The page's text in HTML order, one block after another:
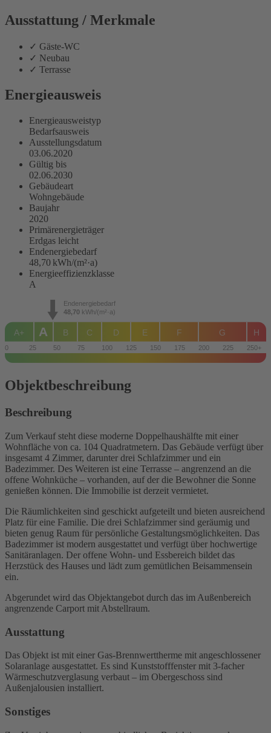
Ausstattung / Merkmale
✓ Gäste-WC
✓ Neubau
✓ Terrasse
Energieausweis
Energieausweistyp
Bedarfs­ausweis
Ausstellungsdatum
03.06.2020
Gültig bis
02.06.2030
Gebäudeart
Wohngebäude
Baujahr
2020
Primärenergieträger
Erdgas leicht
Endenergie­bedarf
48,70 kWh/(m²·a)
Energie­effizienz­klasse
A
0 25 50 75 100 125 150 175 200 225 250+
H
G
F
E
D
C
B
A+ A
Endenergiebedarf
48,70 kWh/(m²·a)
Objekt­beschreibung
Beschreibung
Zum Verkauf steht diese moderne Doppelhaushälfte mit einer
Wohnfläche von ca. 104 Quadratmetern. Das Gebäude verfügt über
insgesamt 4 Zimmer, darunter drei Schlafzimmer und ein
Badezimmer. Des Weiteren ist eine Terrasse – angrenzend an die
offene Wohnküche – vorhanden, auf der die Bewohner die Sonne
genießen können. Die Immobilie ist derzeit vermietet.
Die Räumlichkeiten sind geschickt aufgeteilt und bieten ausreichend
Platz für eine Familie. Die drei Schlafzimmer sind geräumig und
bieten genug Raum für persönliche Gestaltungsmöglichkeiten. Das
Badezimmer ist modern ausgestattet und verfügt über hochwertige
Sanitäranlagen. Der offene Wohn- und Essbereich bildet das
Herzstück des Hauses und lädt zum gemütlichen Beisammensein
ein.
Abgerundet wird das Objektangebot durch das im Außenbereich
angrenzende Carport mit Abstellraum.
Ausstattung
Das Objekt ist mit einer Gas-Brennwerttherme mit angeschlossener
Solaranlage ausgestattet. Es sind Kunststofffenster mit 3-facher
Wärmeschutzverglasung verbaut – im Obergeschoss sind
Außenjalousien installiert.
Sonstiges